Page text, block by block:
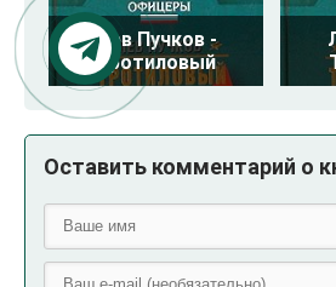
Лев Пучков -
Тротиловый
Оставить комментарий о